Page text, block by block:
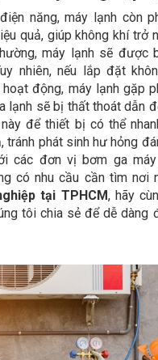
năng, máy lạnh còn
quả, giúp không khí trở
máy lạnh sẽ được
nhiên, nếu lắp đặt
hoạt động, máy lạnh gặp
lạnh sẽ bị thất thoát dẫn
để thiết bị có thể
tránh phát sinh hư hỏng
các đơn vị bơm ga máy
có nhu cầu cần tìm nơi
tại TPHCM, hãy
tôi chia sẻ để dễ dàng